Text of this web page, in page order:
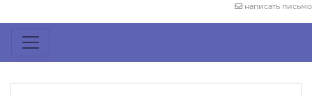
написать письмо